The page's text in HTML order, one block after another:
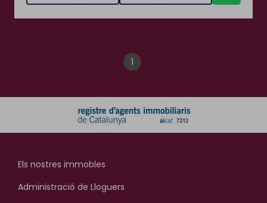
1
Els nostres immobles
Administració de Lloguers